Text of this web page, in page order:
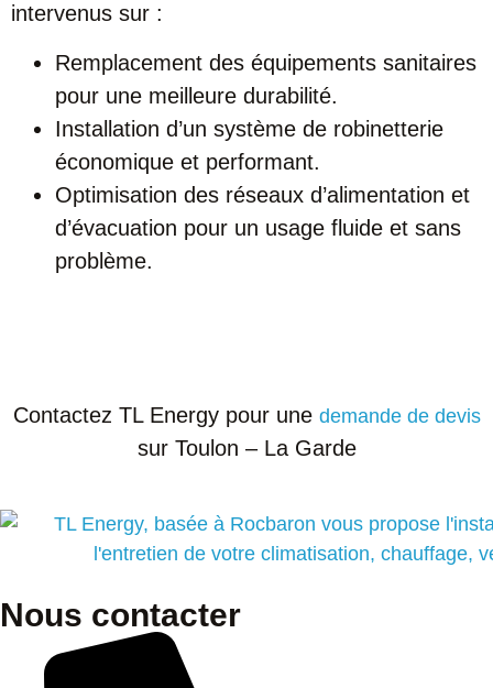
intervenus sur :
Remplacement des équipements sanitaires
pour une meilleure durabilité.
Installation d’un système de robinetterie
économique et performant.
Optimisation des réseaux d’alimentation et
d’évacuation pour un usage fluide et sans
problème.
Contactez TL Energy pour une demande de devis
sur Toulon – La Garde
Nous contacter